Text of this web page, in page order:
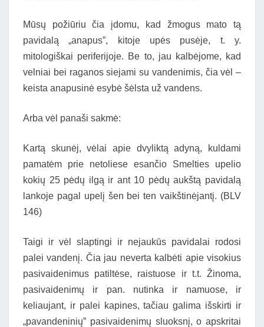
Mūsų požiūriu čia įdomu, kad žmogus mato tą
pavidalą „anapus”, kitoje upės pusėje, t. y.
mitologiškai periferijoje. Be to, jau kalbėjome, kad
velniai bei raganos siejami su vandenimis, čia vėl –
keista anapusinė esybė šėlsta už vandens.
Arba vėl panaši sakmė:
Kartą skunėj, vėlai apie dvyliktą adyną, kuldami
pamatėm prie netoliese esančio Smelties upelio
kokių 25 pėdų ilgą ir ant 10 pėdų aukštą pavidalą
lankoje pagal upelį šen bei ten vaikštinėjantį. (BLV
146)
Taigi ir vėl slaptingi ir nejaukūs pavidalai rodosi
palei vandenį. Čia jau neverta kalbėti apie visokius
pasivaidenimus patiltėse, raistuose ir t.t. Žinoma,
pasivaidenimų ir pan. nutinka ir namuose, ir
keliaujant, ir palei kapines, tačiau galima išskirti ir
„pavandeninių” pasivaidenimų sluoksnį, o apskritai